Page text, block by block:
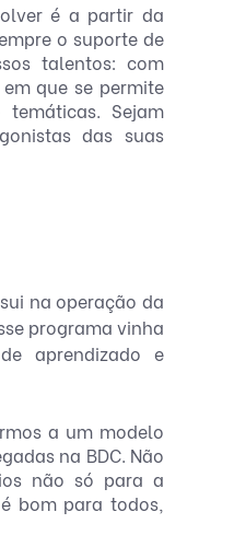
é a partir da
o suporte de
talentos: com
que se permite
Sejam
das suas
na operação da
programa vinha
aprendizado e
a um modelo
na BDC. Não
não só para a
bom para todos,